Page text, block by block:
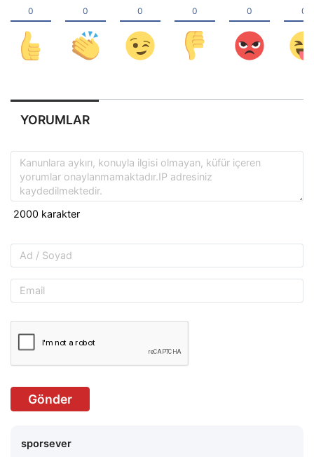
YORUMLAR
Gönder
sporsever